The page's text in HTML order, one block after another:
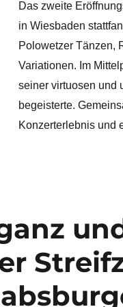
Das zweite
in Wiesbaden
Polowetzer Tänzen,
Variationen. Im
seiner virtuosen und
begeisterte.
Konzerterlebnis und